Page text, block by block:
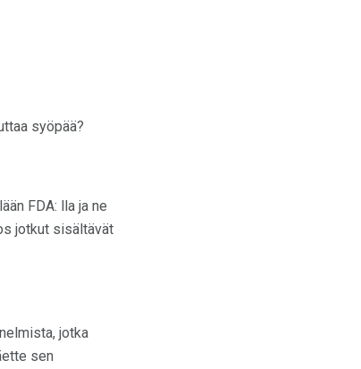
syöpää?
FDA: lla ja ne
jotkut sisältävät
jotka
sen